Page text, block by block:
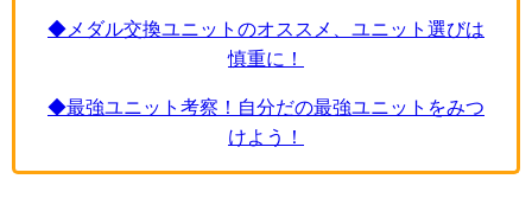
◆メダル交換ユニットのオススメ、ユニット選びは
慎重に！
◆最強ユニット考察！自分だの最強ユニットをみつ
けよう！